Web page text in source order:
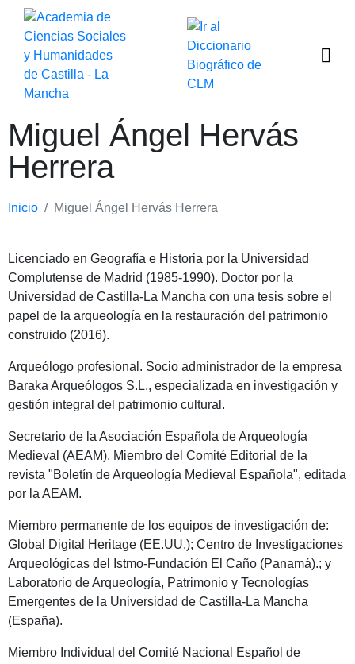
Miguel Ángel Hervás
Herrera
Inicio Miguel Ángel Hervás Herrera
Licenciado en Geografía e Historia por la Universidad
Complutense de Madrid (1985-1990). Doctor por la
Universidad de Castilla-La Mancha con una tesis sobre el
papel de la arqueología en la restauración del patrimonio
construido (2016).
Arqueólogo profesional. Socio administrador de la empresa
Baraka Arqueólogos S.L., especializada en investigación y
gestión integral del patrimonio cultural.
Secretario de la Asociación Española de Arqueología
Medieval (AEAM). Miembro del Comité Editorial de la
revista "Boletín de Arqueología Medieval Española", editada
por la AEAM.
Miembro permanente de los equipos de investigación de:
Global Digital Heritage (EE.UU.); Centro de Investigaciones
Arqueológicas del Istmo-Fundación El Caño (Panamá).; y
Laboratorio de Arqueología, Patrimonio y Tecnologías
Emergentes de la Universidad de Castilla-La Mancha
(España).
Miembro Individual del Comité Nacional Español de